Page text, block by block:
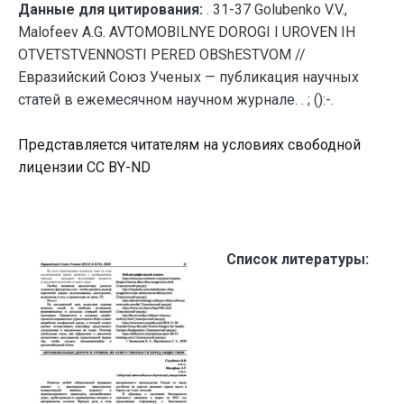
Данные для цитирования: . 31-37 Golubenko V.V.,
Malofeev A.G. AVTOMOBILNYE DOROGI I UROVEN IH
OTVETSTVENNOSTI PERED OBShESTVOM //
Евразийский Союз Ученых — публикация научных
статей в ежемесячном научном журнале. . ; ():-.
Представляется читателям на условиях свободной
лицензии CC BY-ND
Список литературы: